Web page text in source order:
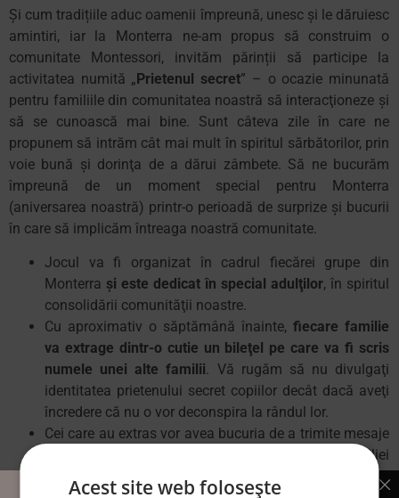
Și cum tradițiile aduc oamenii împreună, unesc și le dăruiesc
amintiri, iar la Monterra ne-am propus să construim o
comunitate Montessori, invităm părinții să participe la
activitatea numită „Prietenul secret” – o ocazie minunată
pentru familiile din comunitatea noastră să interacţioneze şi
să
se cunoască mai bine. Sunt câteva zile în care ne
propunem să intrăm cât mai mult în spiritul sărbătorilor, prin
voie bună şi dorinţa de a dărui zâmbete. Să ne bucurăm
împreună deun moment special pentru Monterra
(aniversarea noastră) printr-o perioadă de surprize şi bucurii
în care să implicăm întreaga noastră comunitate.
Jocul va fi organizat în cadrul fiecărei grupe din
Monterra şi este dedicat în special adulţilor, în spiritul
consolidării comunităţii noastre.
Cu aproximativ o săptămână înainte, fiecare familie
va extrage dintr-o cutie un bileţel pe care va fi scris
numele unei alte familii. Vă rugăm să nu divulgaţi
identitatea prietenului secret copiilor decât dacă aveţi
încredere că nu o vor deconspira la rândul lor.
Cei care au extras vor avea bucuria de a trimite mesaje
membrilor familiei
extrase. Aveți la dispoziție întreagul interval stabilit
Acest site web folosește